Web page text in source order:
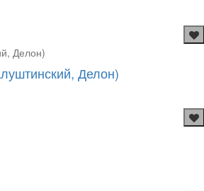
Делон)